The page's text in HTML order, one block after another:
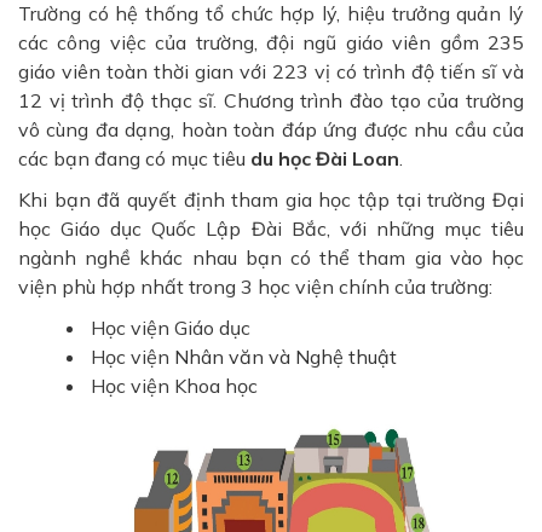
Trường có hệ thống tổ chức hợp lý, hiệu trưởng quản lý
các công việc của trường, đội ngũ giáo viên gồm 235
giáo viên toàn thời gian với 223 vị có trình độ tiến sĩ và
12 vị trình độ thạc sĩ. Chương trình đào tạo của trường
vô cùng đa dạng, hoàn toàn đáp ứng được nhu cầu của
các bạn đang có mục tiêu du học Đài Loan.
Khi bạn đã quyết định tham gia học tập tại trường Đại
học Giáo dục Quốc Lập Đài Bắc, với những mục tiêu
ngành nghề khác nhau bạn có thể tham gia vào học
viện phù hợp nhất trong 3 học viện chính của trường:
Học viện Giáo dục
Học viện Nhân văn và Nghệ thuật
Học viện Khoa học